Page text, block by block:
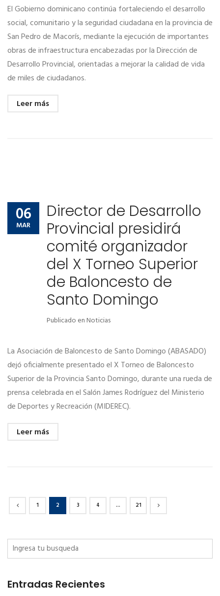
El Gobierno dominicano continúa fortaleciendo el desarrollo
social, comunitario y la seguridad ciudadana en la provincia de
San Pedro de Macorís, mediante la ejecución de importantes
obras de infraestructura encabezadas por la Dirección de
Desarrollo Provincial, orientadas a mejorar la calidad de vida
de miles de ciudadanos.
Leer más
06
MAR
Director de Desarrollo
Provincial presidirá
comité organizador
del X Torneo Superior
de Baloncesto de
Santo Domingo
Publicado enNoticias
La Asociación de Baloncesto de Santo Domingo (ABASADO)
dejó oficialmente presentado el X Torneo de Baloncesto
Superior de la Provincia Santo Domingo, durante una rueda de
prensa celebrada en el Salón James Rodríguez del Ministerio
de Deportes y Recreación (MIDEREC).
Leer más
1 2 3 4 … 21
Entradas Recientes